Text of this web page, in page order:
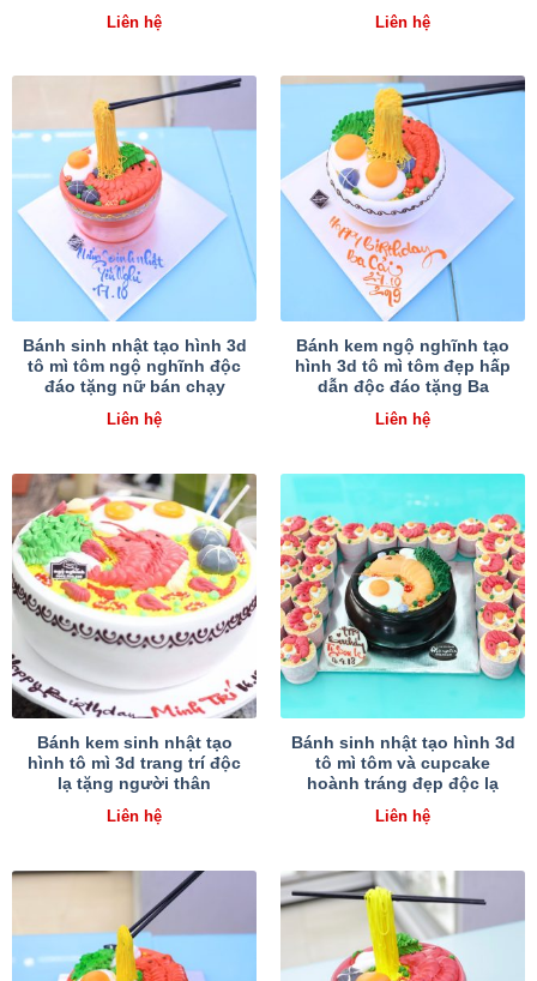
Liên hệ
Liên hệ
Bánh sinh nhật tạo hình 3d
tô mì tôm ngộ nghĩnh độc
đáo tặng nữ bán chạy
Liên hệ
Bánh kem ngộ nghĩnh tạo
hình 3d tô mì tôm đẹp hấp
dẫn độc đáo tặng Ba
Liên hệ
Bánh kem sinh nhật tạo
hình tô mì 3d trang trí độc
lạ tặng người thân
Liên hệ
Bánh sinh nhật tạo hình 3d
tô mì tôm và cupcake
hoành tráng đẹp độc lạ
Liên hệ